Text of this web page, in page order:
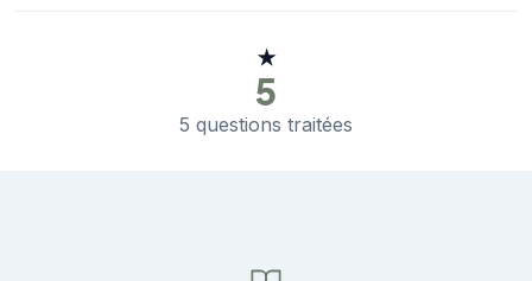
★
5
5 questions traitées